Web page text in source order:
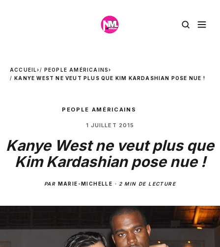
ACCUEIL› PEOPLE AMÉRICAINS›
KANYE WEST NE VEUT PLUS QUE KIM KARDASHIAN POSE NUE !
PEOPLE AMÉRICAINS
1 JUILLET 2015
Kanye West ne veut plus que
Kim Kardashian pose nue !
PAR MARIE-MICHELLE · 2 MIN DE LECTURE